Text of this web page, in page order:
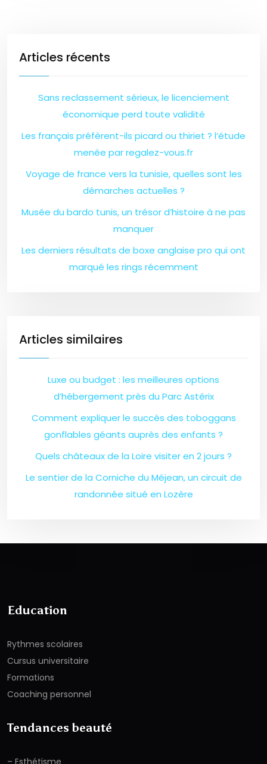
Articles récents
Sans reclassement sérieux, le licenciement
économique perd toute validité
Les français préfèrent-ils picard ou thiriet ? l’étude
menée par regalez-vous.fr
Voyage de france vers la tunisie, quelles sont les
démarches actuelles ?
Musée du bardo tunis, un trésor d’histoire à ne pas
manquer
Les derniers résultats de boxe anglaise pro qui ont
marqué les rings récemment
Articles similaires
Luxe ou budget : les meilleures options
d’hébergement près du Parc Astérix
Comment expliquer le succès des toboggans
gonflables géants auprès des enfants ?
Quels châteaux de la Loire visiter en 2 jours ?
Le sentier de la Corniche du Méjean, un circuit de
randonnée situé en Lozère
Education
Rythmes scolaires
Cursus universitaire
Formations
Coaching personnel
Tendances beauté
– Esthétisme